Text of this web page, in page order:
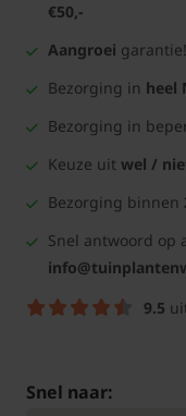
€50,-
Aangroei garantie!
Bezorging in heel
Bezorging in
Keuze uit wel /
Bezorging binnen
Snel antwoord op
9.5
Snel naar: